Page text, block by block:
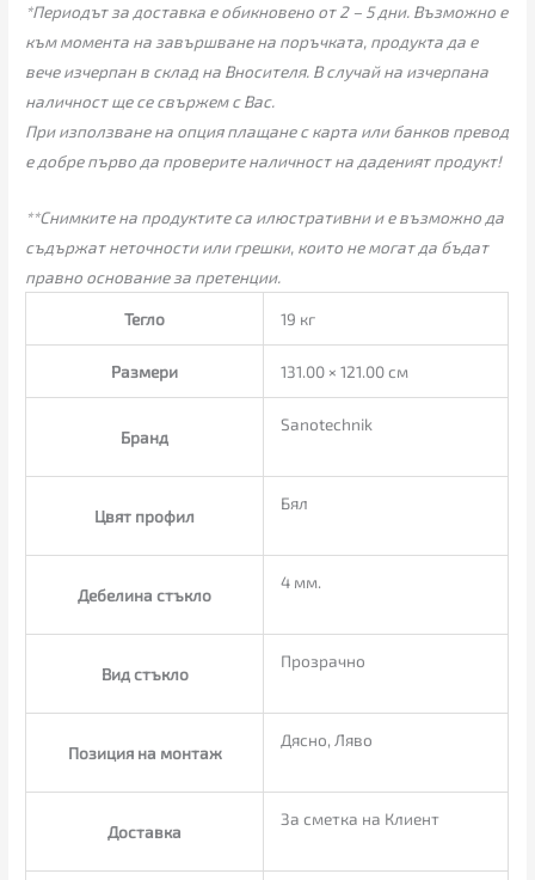
*Периодът за доставка е обикновено от 2 – 5 дни. Възможно е
към момента на завършване на поръчката, продукта да е
вече изчерпан в склад на Вносителя. В случай на изчерпана
наличност ще се свържем с Вас.
При използване на опция плащане с карта или банков превод
е добре първо да проверите наличност на даденият продукт!
**Снимките на продуктите са илюстративни и е възможно да
съдържат неточности или грешки, които не могат да бъдат
правно основание за претенции.
Тегло 19 кг
Размери 131.00 × 121.00 см
Бранд
Sanotechnik
Цвят профил
Бял
Дебелина стъкло
4 мм.
Вид стъкло
Прозрачно
Позиция на монтаж
Дясно, Ляво
Доставка
За сметка на Клиент